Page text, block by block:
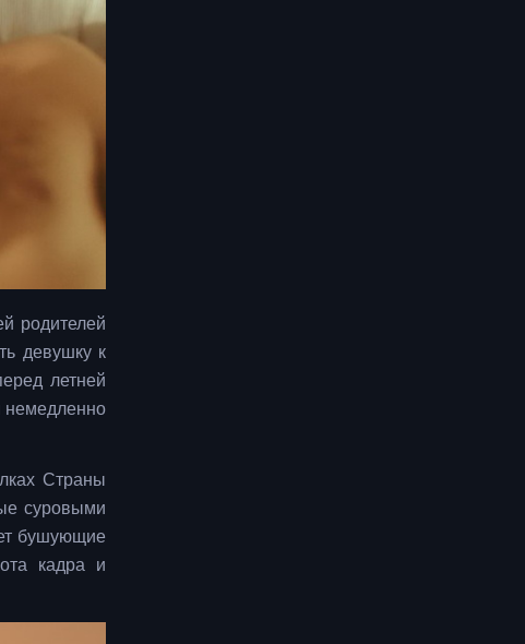
родителей
девушку к
летней
немедленно
Страны
суровыми
бушующие
кадра и